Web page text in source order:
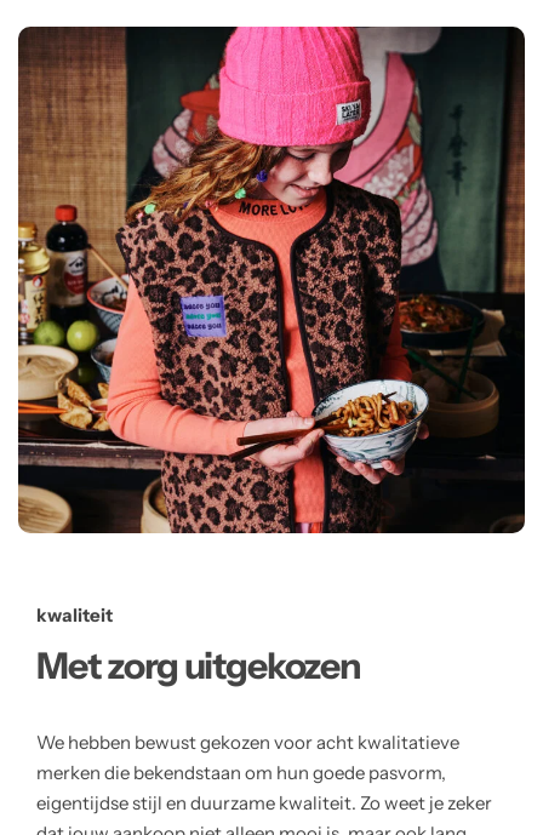
kwaliteit
Met zorg uitgekozen
We hebben bewust gekozen voor acht kwalitatieve
merken die bekendstaan om hun goede pasvorm,
eigentijdse stijl en duurzame kwaliteit. Zo weet je zeker